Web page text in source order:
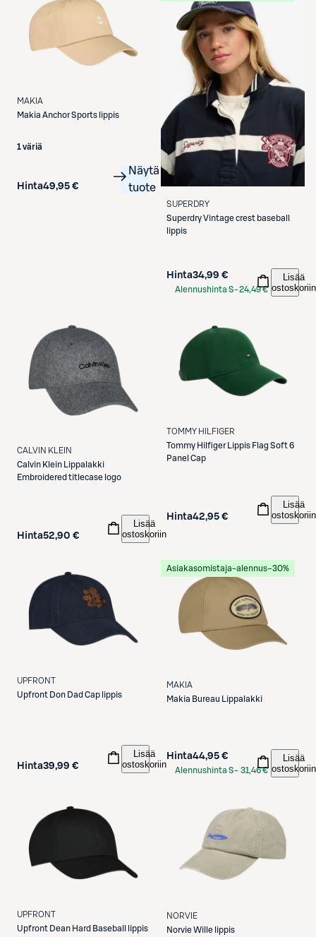
MAKIA
Makia Anchor Sports lippis
1 väriä
Hinta49,95 €
Näytä
tuote
SUPERDRY
SuperdryVintage crest baseball
lippis
Hinta34,99 €
Alennushinta S-24,49 €
Lisää
ostoskoriin
CALVIN KLEIN
Calvin Klein
Lippalakki
Embroidered titlecase logo
Hinta52,90 €
Lisää
ostoskoriin
TOMMY HILFIGER
Tommy Hilfiger
Lippis Flag Soft 6
Panel Cap
Hinta42,95 €
Lisää
ostoskoriin
UPFRONT
Upfront Don Dad Cap lippis
Hinta39,99 €
Lisää
ostoskoriin
Asiakasomistaja-alennus−30%
MAKIA
Makia Bureau Lippalakki
Hinta44,95 €
Alennushinta S- 31,46 €
Lisää
ostoskoriin
UPFRONT
Upfront Dean Hard Baseball lippis
NORVIE
NorvieWille lippis